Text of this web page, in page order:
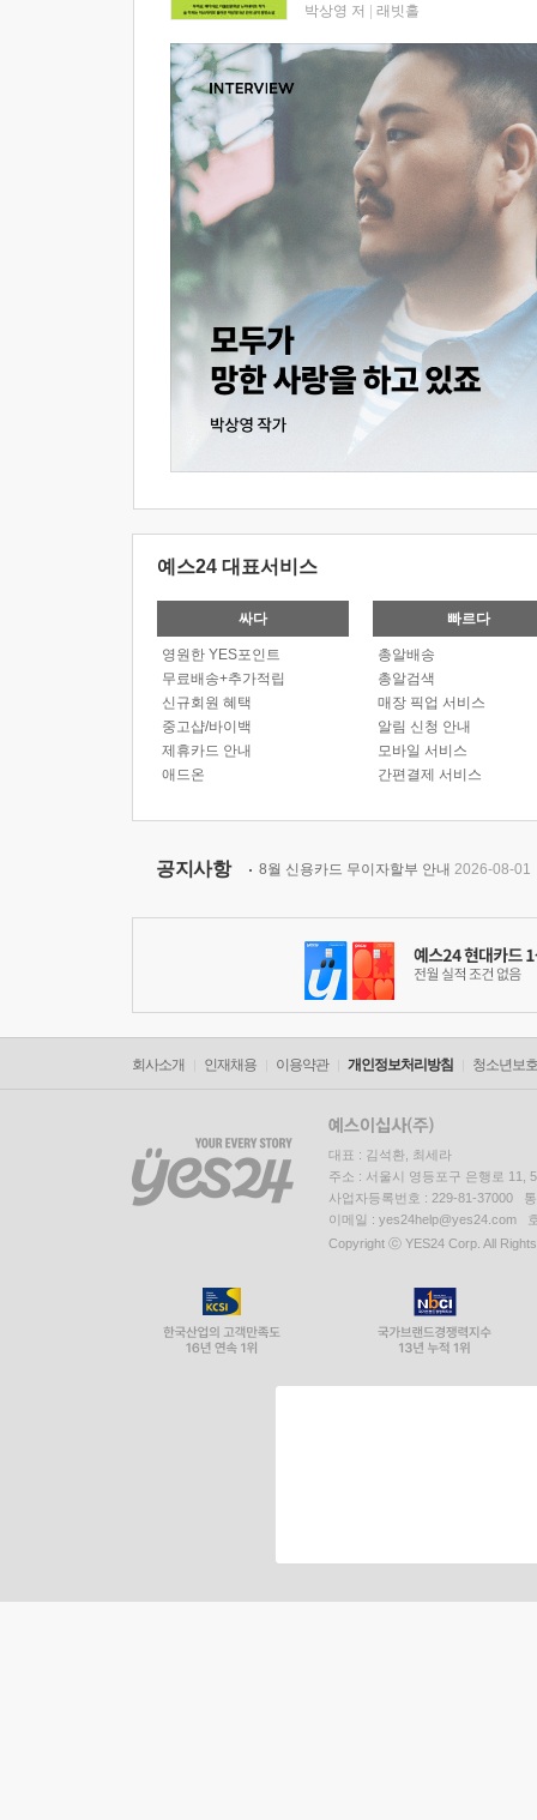
박상영 저 래빗홀
예스24 대표서비스
싸다
영원한 YES포인트
무료배송+추가적립
신규회원 혜택
중고샵/바이백
제휴카드 안내
애드온
빠르다
총알배송
총알검색
매장 픽업 서비스
알림 신청 안내
모바일 서비스
간편결제 서비스
공지사항 8월 신용카드 무이자할부 안내 2026-08-01
회사소개 인재채용 이용약관 개인정보처리방침 청소년보
대표 : 김석환, 최세라
주소 : 서울시 영등포구 은행로 11,
사업자등록번호 : 229-81-37000
이메일 : yes24help@yes24.com
Copyright ⓒ YES24 Corp. All